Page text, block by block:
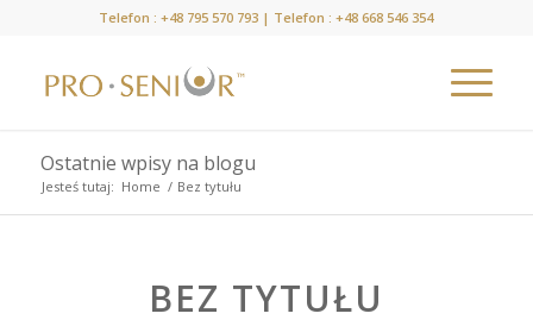
Telefon :+48 795 570 793 | Telefon :+48 668 546 354
Ostatnie wpisy na blogu
Jesteś tutaj: Home / Bez tytułu
BEZ TYTUŁU